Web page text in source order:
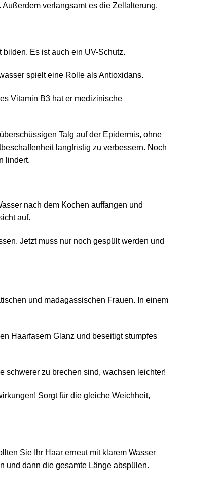
verlangsamt es die Zellalterung.
Es ist auch ein UV-Schutz.
spielt eine Rolle als Antioxidans.
Vitamin B3 hat er medizinische
Talg auf der Epidermis, ohne
langfristig zu verbessern. Noch
lindert.
nach dem Kochen auffangen und
auf.
Jetzt muss nur noch gespült werden und
und madagassischen Frauen. In einem
Haarfasern Glanz und beseitigt stumpfes
schwerer zu brechen sind, wachsen leichter!
Sorgt für die gleiche Weichheit,
Sie Ihr Haar erneut mit klarem Wasser
und dann die gesamte Länge abspülen.